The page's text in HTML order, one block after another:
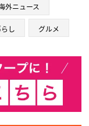
外ニュース
し グルメ